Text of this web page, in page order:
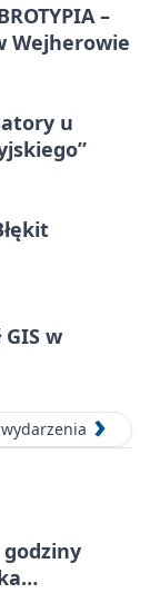
–
Wejherowie
u
GIS w